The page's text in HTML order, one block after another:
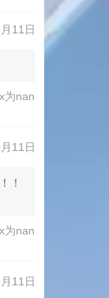
11日
为nan
11日
！
为nan
11日